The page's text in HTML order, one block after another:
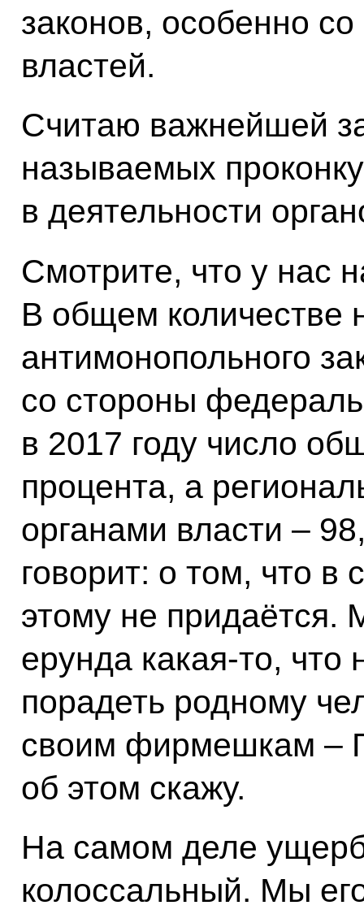
законов, особенно
властей.
Считаю важнейшей
называемых
в деятельности
Смотрите, что у нас
В общем количестве
антимонопольного
со стороны
в 2017 году число
процента, а
органами власти –
говорит: о том, что в
этому не придаётся.
ерунда какая-то, что
порадеть родному
своим фирмешкам –
об этом скажу.
На самом деле
колоссальный. Мы